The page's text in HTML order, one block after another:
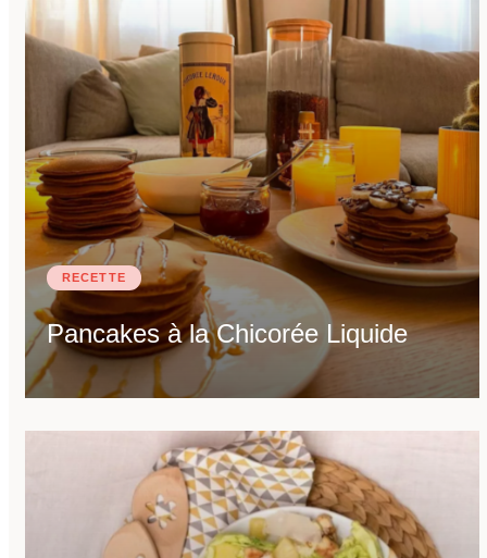
RECETTE
Pancakes à la Chicorée Liquide
RECEVEZ LA FICHE
TECHNIQUE DU
PRODUIT PAR E-MAIL
EMAIL*
Recevoir le document